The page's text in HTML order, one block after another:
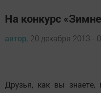
На конкурс
автор, 20 декабря 2013 -
Друзья, как вы знаете,